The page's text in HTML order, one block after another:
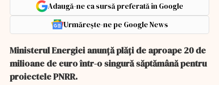
Adaugă-ne ca sursă preferată în Google
Urmărește-ne pe Google News
Ministerul Energiei anunță plăți de aproape 20 de
milioane de euro într-o singură săptămână pentru
proiectele PNRR.